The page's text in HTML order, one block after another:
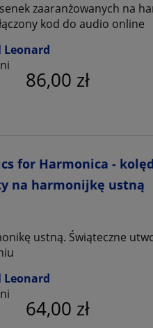
zaaranżowanych na
kod do audio online
Leonard
86,00 zł
for Harmonica -
na harmonijkę ustną
ustną. Świąteczne
Leonard
64,00 zł